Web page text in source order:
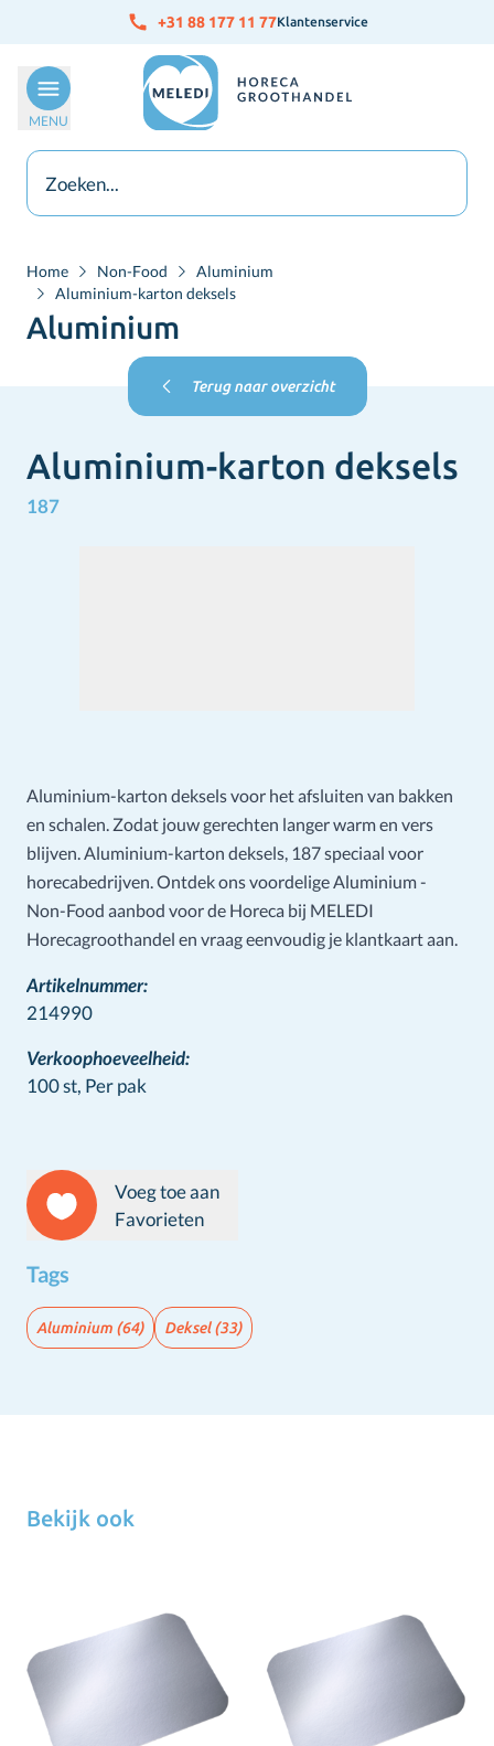
Ga naar de inhoud +31 88 177 11 77Klantenservice
MENU
Home Non-Food
Aluminium
Aluminium-karton deksels
Aluminium
Terug naar overzicht
Aluminium-karton deksels
187
Aluminium-karton deksels voor het afsluiten van bakken
en schalen. Zodat jouw gerechten langer warm en vers
blijven. Aluminium-karton deksels, 187 speciaal voor
horecabedrijven. Ontdek ons voordelige Aluminium -
Non-Food aanbod voor de Horeca bij MELEDI
Horecagroothandel en vraag eenvoudig je klantkaart aan.
Artikelnummer:
214990
Verkoophoeveelheid:
100 st, Per pak
Voeg toe aan
Favorieten
Tags
Aluminium (64) Deksel(33)
Bekijk ook